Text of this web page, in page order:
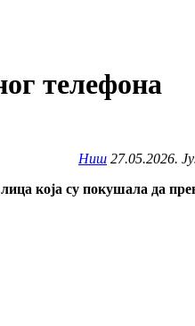
телефона
Ниш 27.05.2026.
која су покушала да